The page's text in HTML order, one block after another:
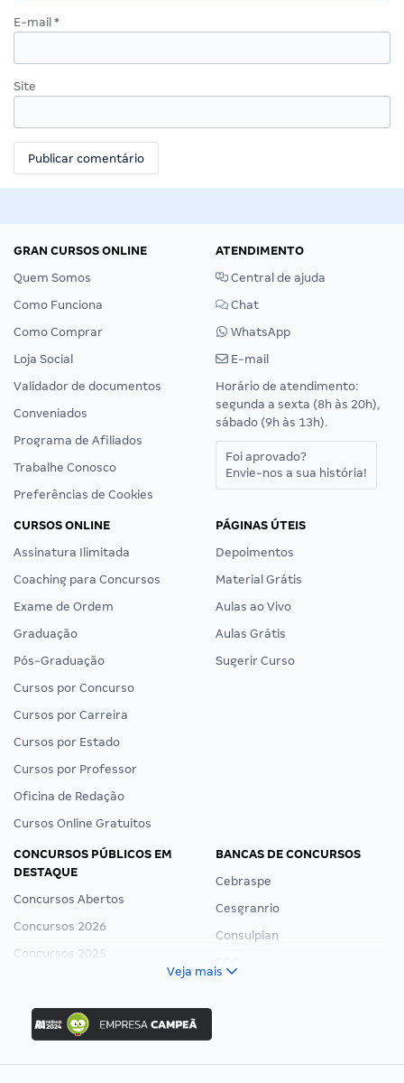
E-mail *
Site
GRAN CURSOS ONLINE
Quem Somos
Como Funciona
Como Comprar
Loja Social
Validador de documentos
Conveniados
Programa de Afiliados
Trabalhe Conosco
Preferências de Cookies
ATENDIMENTO
Central de ajuda
Chat
WhatsApp
E-mail
Horário de atendimento:
segunda a sexta (8h às 20h),
sábado (9h às 13h).
Foi aprovado?
Envie-nos a sua história!
CURSOS ONLINE
Assinatura Ilimitada
Coaching para Concursos
Exame de Ordem
Graduação
Pós-Graduação
Cursos por Concurso
Cursos por Carreira
Cursos por Estado
Cursos por Professor
Oficina de Redação
Cursos Online Gratuitos
PÁGINAS ÚTEIS
Depoimentos
Material Grátis
Aulas ao Vivo
Aulas Grátis
Sugerir Curso
CONCURSOS PÚBLICOS EM
DESTAQUE
Concursos Abertos
Concursos 2026
Concursos 2025
Concurso Ibama
Concurso MPU
Editais publicados
BANCAS DE CONCURSOS
Cebraspe
Cesgranrio
Consulplan
Veja mais